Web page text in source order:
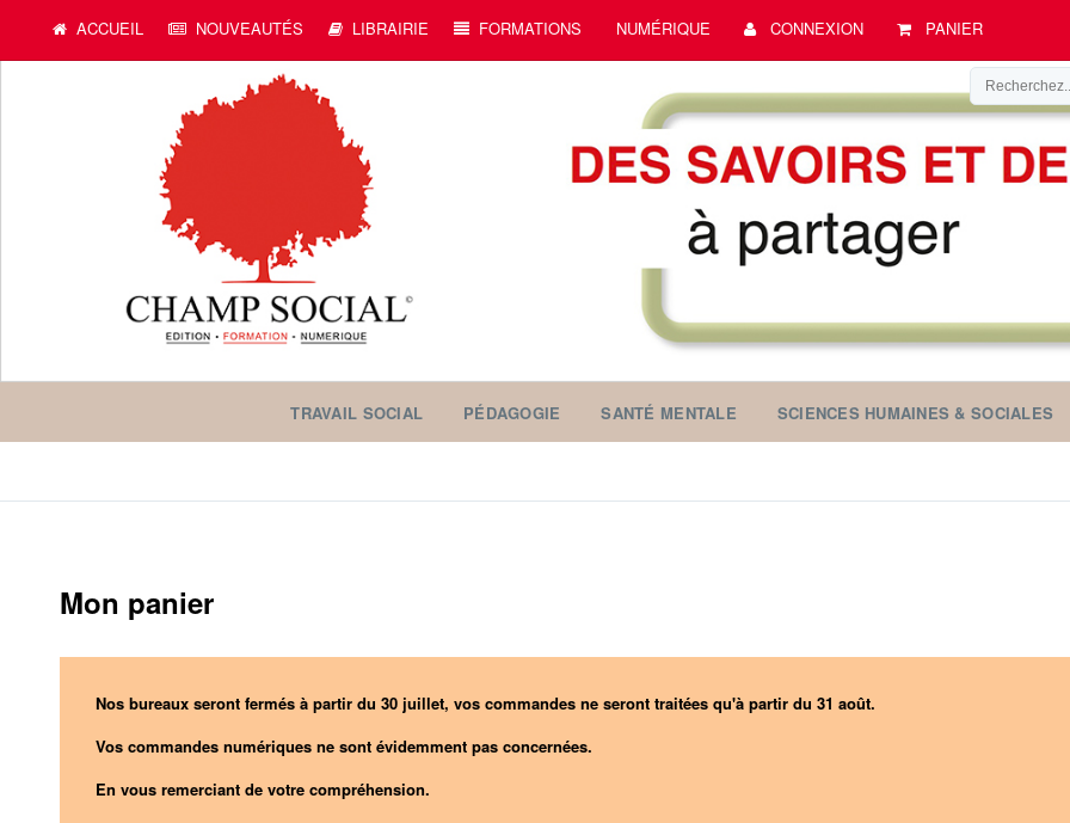
ACCUEIL NOUVEAUTÉS LIBRAIRIE FORMATIONS NUMÉRIQUE CONNEXION PANIER
TRAVAIL SOCIAL PÉDAGOGIE SANTÉ MENTALE SCIENCES HUMAINES & SOCIALES
Mon panier
Nos bureaux seront fermés à partir du 30 juillet, vos commandes ne seront traitées qu'à partir du 31 août.
Vos commandes numériques ne sont évidemment pas concernées.
En vous remerciant de votre compréhension.